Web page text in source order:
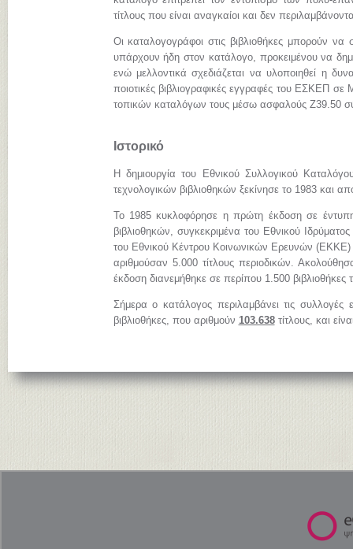
τίτλους που είναι αναγκαίοι και δεν
Οι καταλογογράφοι στις βιβλιοθήκες μπορούν να
υπάρχουν ήδη στον κατάλογο, προκειμένου να
ενώ μελλοντικά σχεδιάζεται να υλοποιηθεί η
ποιοτικές βιβλιογραφικές εγγραφές του ΕΣΚΕΠ
τοπικών καταλόγων τους μέσω ασφαλούς Z39.50
Ιστορικό
Η δημιουργία του Εθνικού Συλλογικού
τεχνολογικών βιβλιοθηκών ξεκίνησε το 1983 και
Το 1985 κυκλοφόρησε η πρώτη έκδοση σε
βιβλιοθηκών, συγκεκριμένα του Εθνικού
του Εθνικού Κέντρου Κοινωνικών Ερευνών
αριθμούσαν 5.000 τίτλους περιοδικών.
έκδοση διανεμήθηκε σε περίπου 1.500 βιβλιοθήκες
Σήμερα ο κατάλογος περιλαμβάνει τις
βιβλιοθήκες, που αριθμούν 103.638τίτλους, και